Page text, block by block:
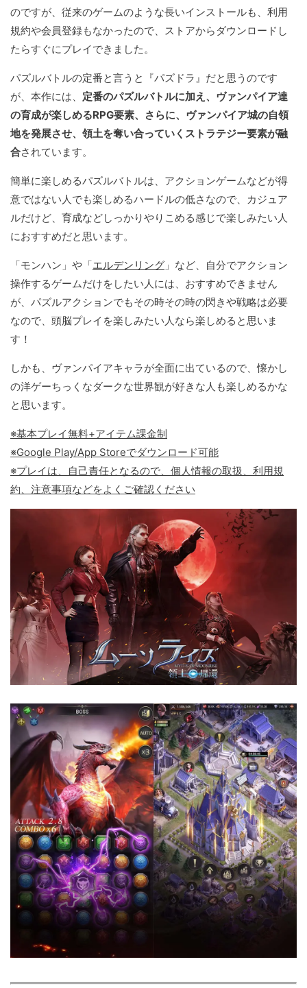
のですが、従来のゲームのような長いインストールも、利用
規約や会員登録もなかったので、ストアからダウンロードし
たらすぐにプレイできました。
パズルバトルの定番と言うと『パズドラ』だと思うのです
が、本作には、 定番のパズルバトルに加え、ヴァンパイア達
の育成が楽しめるRPG要素、さらに、ヴァンパイア城の自領
地を発展させ、領土を奪い合っていくストラテジー要素が融
合されています。
簡単に楽しめるパズルバトルは、アクションゲームなどが得
意ではない人でも楽しめるハードルの低さなので、カジュア
ルだけど、育成などしっかりやりこめる感じで楽しみたい人
におすすめだと思います。
「モンハン」や「エルデンリング 」など、自分でアクション
操作するゲームだけをしたい人には、おすすめできません
が、パズルアクションでもその時その時の閃きや戦略は必要
なので、頭脳プレイを楽しみたい人なら楽しめると思いま
す！
しかも、ヴァンパイアキャラが全面に出ているので、懐かし
の洋ゲーちっくなダークな世界観が好きな人も楽しめるかな
と思います。
※基本プレイ無料+アイテム課金制
※Google Play/App Storeでダウンロード可能
※プレイは、自己責任となるので、個人情報の取扱、利用規
約、注意事項などをよくご確認ください